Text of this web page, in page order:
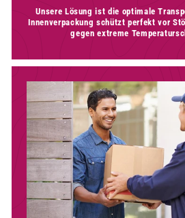
Unsere Lösung ist die optimale
Innenverpackung schützt perfekt vor
gegen extreme